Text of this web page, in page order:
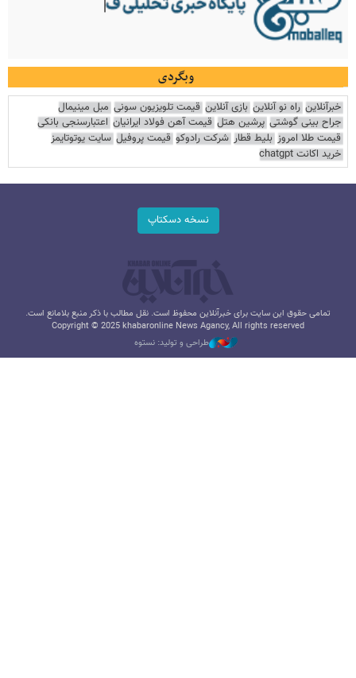
وبگردی
خبرآنلاین راه نو آنلاین بازی آنلاین قیمت تلویزیون سونی مبل مینیمال
جراح بینی گوشتی پرشین هتل قیمت آهن فولاد ایرانیان اعتبارسنجی بانکی
قیمت طلا امروز بلیط قطار شرکت رادوکو قیمت پروفیل سایت یوتوتایمز
خرید اکانت chatgpt
نسخه دسکتاپ
تمامی حقوق این سایت برای خبرآنلاین محفوظ است. نقل مطالب با ذکر منبع بلامانع است.
Copyright © 2025 khabaronline News Agancy, All rights reserved
طراحی و تولید: نستوه